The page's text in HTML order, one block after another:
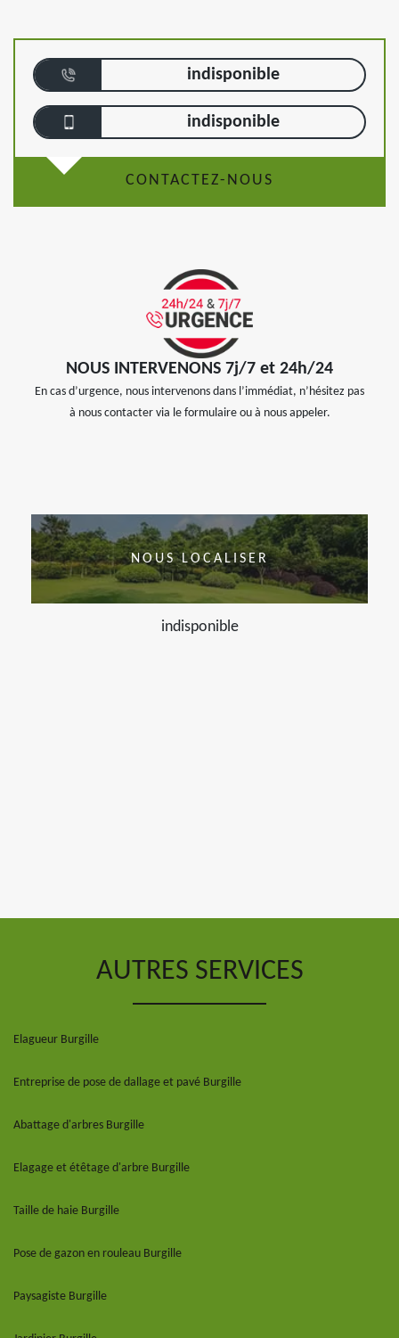
indisponible
indisponible
CONTACTEZ-NOUS
NOUS INTERVENONS 7j/7 et 24h/24
En cas d’urgence, nous intervenons dans l’immédiat, n’hésitez pas
à nous contacter via le formulaire ou à nous appeler.
NOUS LOCALISER
indisponible
AUTRES SERVICES
Elagueur Burgille
Entreprise de pose de dallage et pavé Burgille
Abattage d'arbres Burgille
Elagage et étêtage d'arbre Burgille
Taille de haie Burgille
Pose de gazon en rouleau Burgille
Paysagiste Burgille